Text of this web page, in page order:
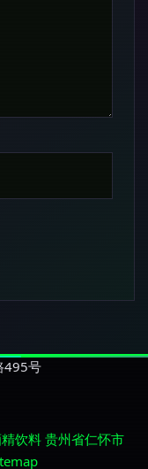
495号
饮料 贵州省仁怀市